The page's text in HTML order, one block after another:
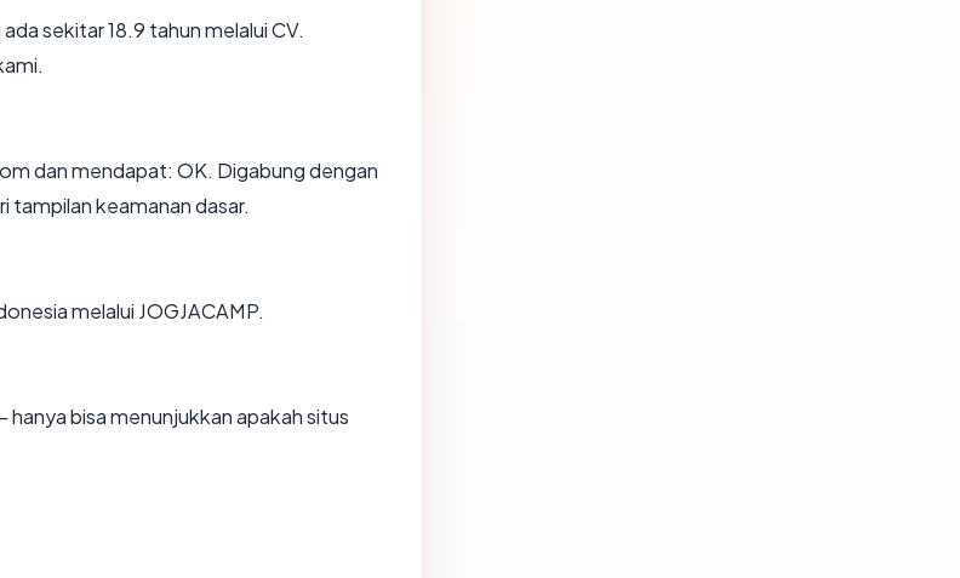
sekitar 18.9 tahun melalui CV.
dan mendapat: OK. Digabung dengan
tampilan keamanan dasar.
melalui JOGJACAMP.
bisa menunjukkan apakah situs